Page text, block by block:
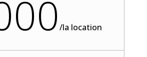
/la location